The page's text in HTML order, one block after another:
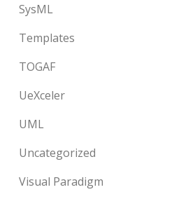
SysML
Templates
TOGAF
UeXceler
UML
Uncategorized
Visual Paradigm